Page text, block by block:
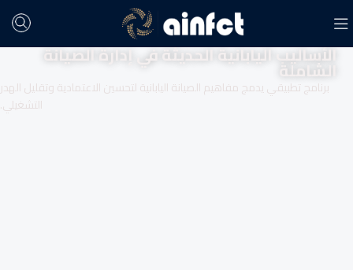
الأساليب اليابانية الحديثة في إدارة الصيانة
الشاملة
برنامج تطبيقي يدمج مفاهيم الصيانة اليابانية لتحسين الاعتمادية وتقليل الهدر
التشغيلي.